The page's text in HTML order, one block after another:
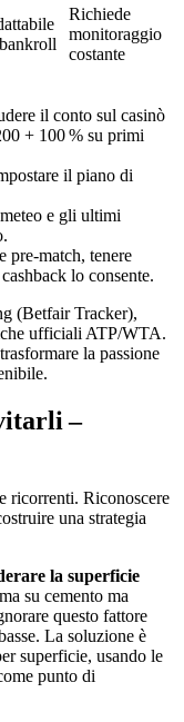
Richiede
monitoraggio
costante
il conto sul casinò
+ 100 % su primi
il piano di
e gli ultimi
pre‑match, tenere
lo consente.
(Betfair Tracker),
ufficiali ATP/WTA.
la passione
–
ricorrenti. Riconoscere
una strategia
la superficie
su cemento ma
questo fattore
La soluzione è
superficie, usando le
punto di